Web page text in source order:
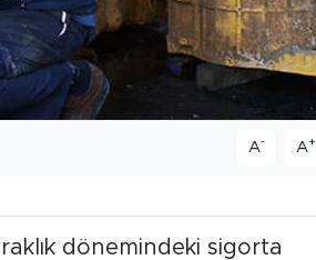
A- A+
dönemindeki sigorta